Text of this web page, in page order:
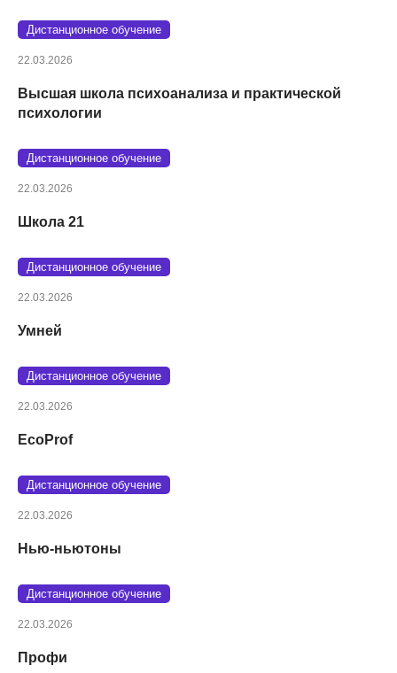
Дистанционное обучение
22.03.2026
Высшая школа психоанализа и практической
психологии
Дистанционное обучение
22.03.2026
Школа 21
Дистанционное обучение
22.03.2026
Умней
Дистанционное обучение
22.03.2026
EcoProf
Дистанционное обучение
22.03.2026
Нью-ньютоны
Дистанционное обучение
22.03.2026
Профи